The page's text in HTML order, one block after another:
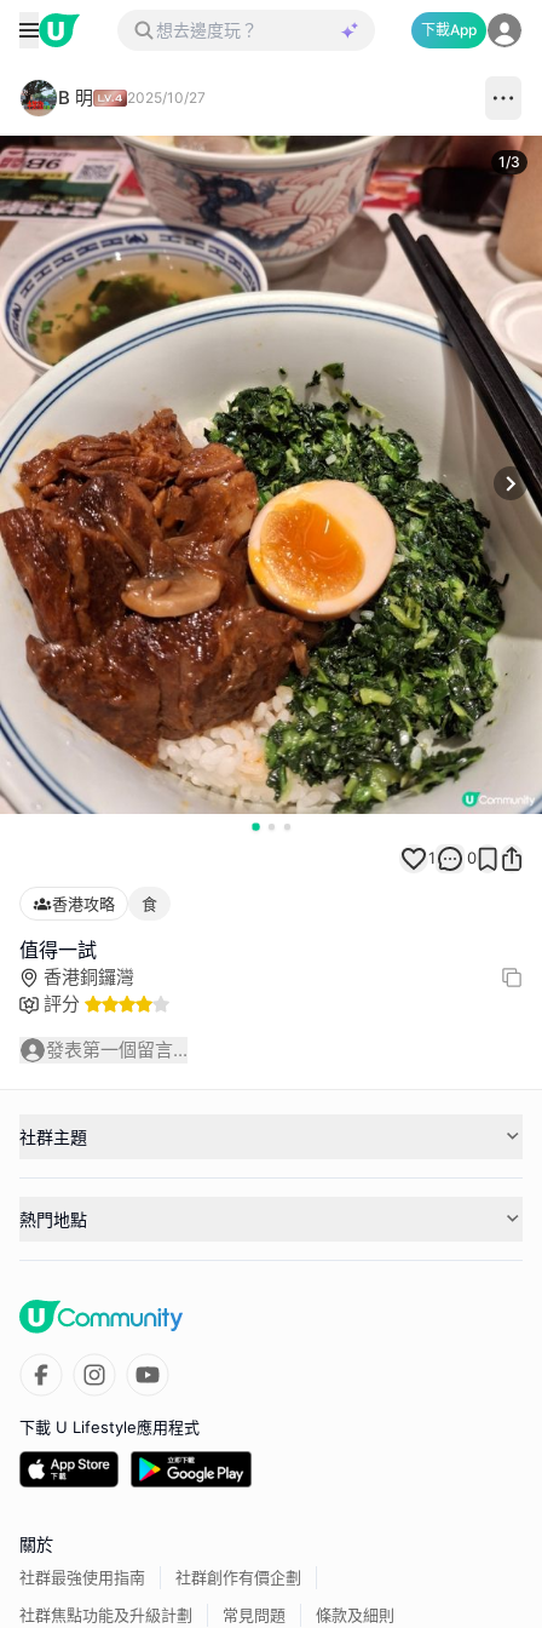
下載App
B 明 2025/10/27
1/3
1 0
香港攻略 食
值得一試
香港銅鑼灣
評分
發表第一個留言...
社群主題
熱門地點
下載 U Lifestyle應用程式
關於
社群最強使用指南
社群創作有價企劃
社群焦點功能及升級計劃
常見問題 條款及細則